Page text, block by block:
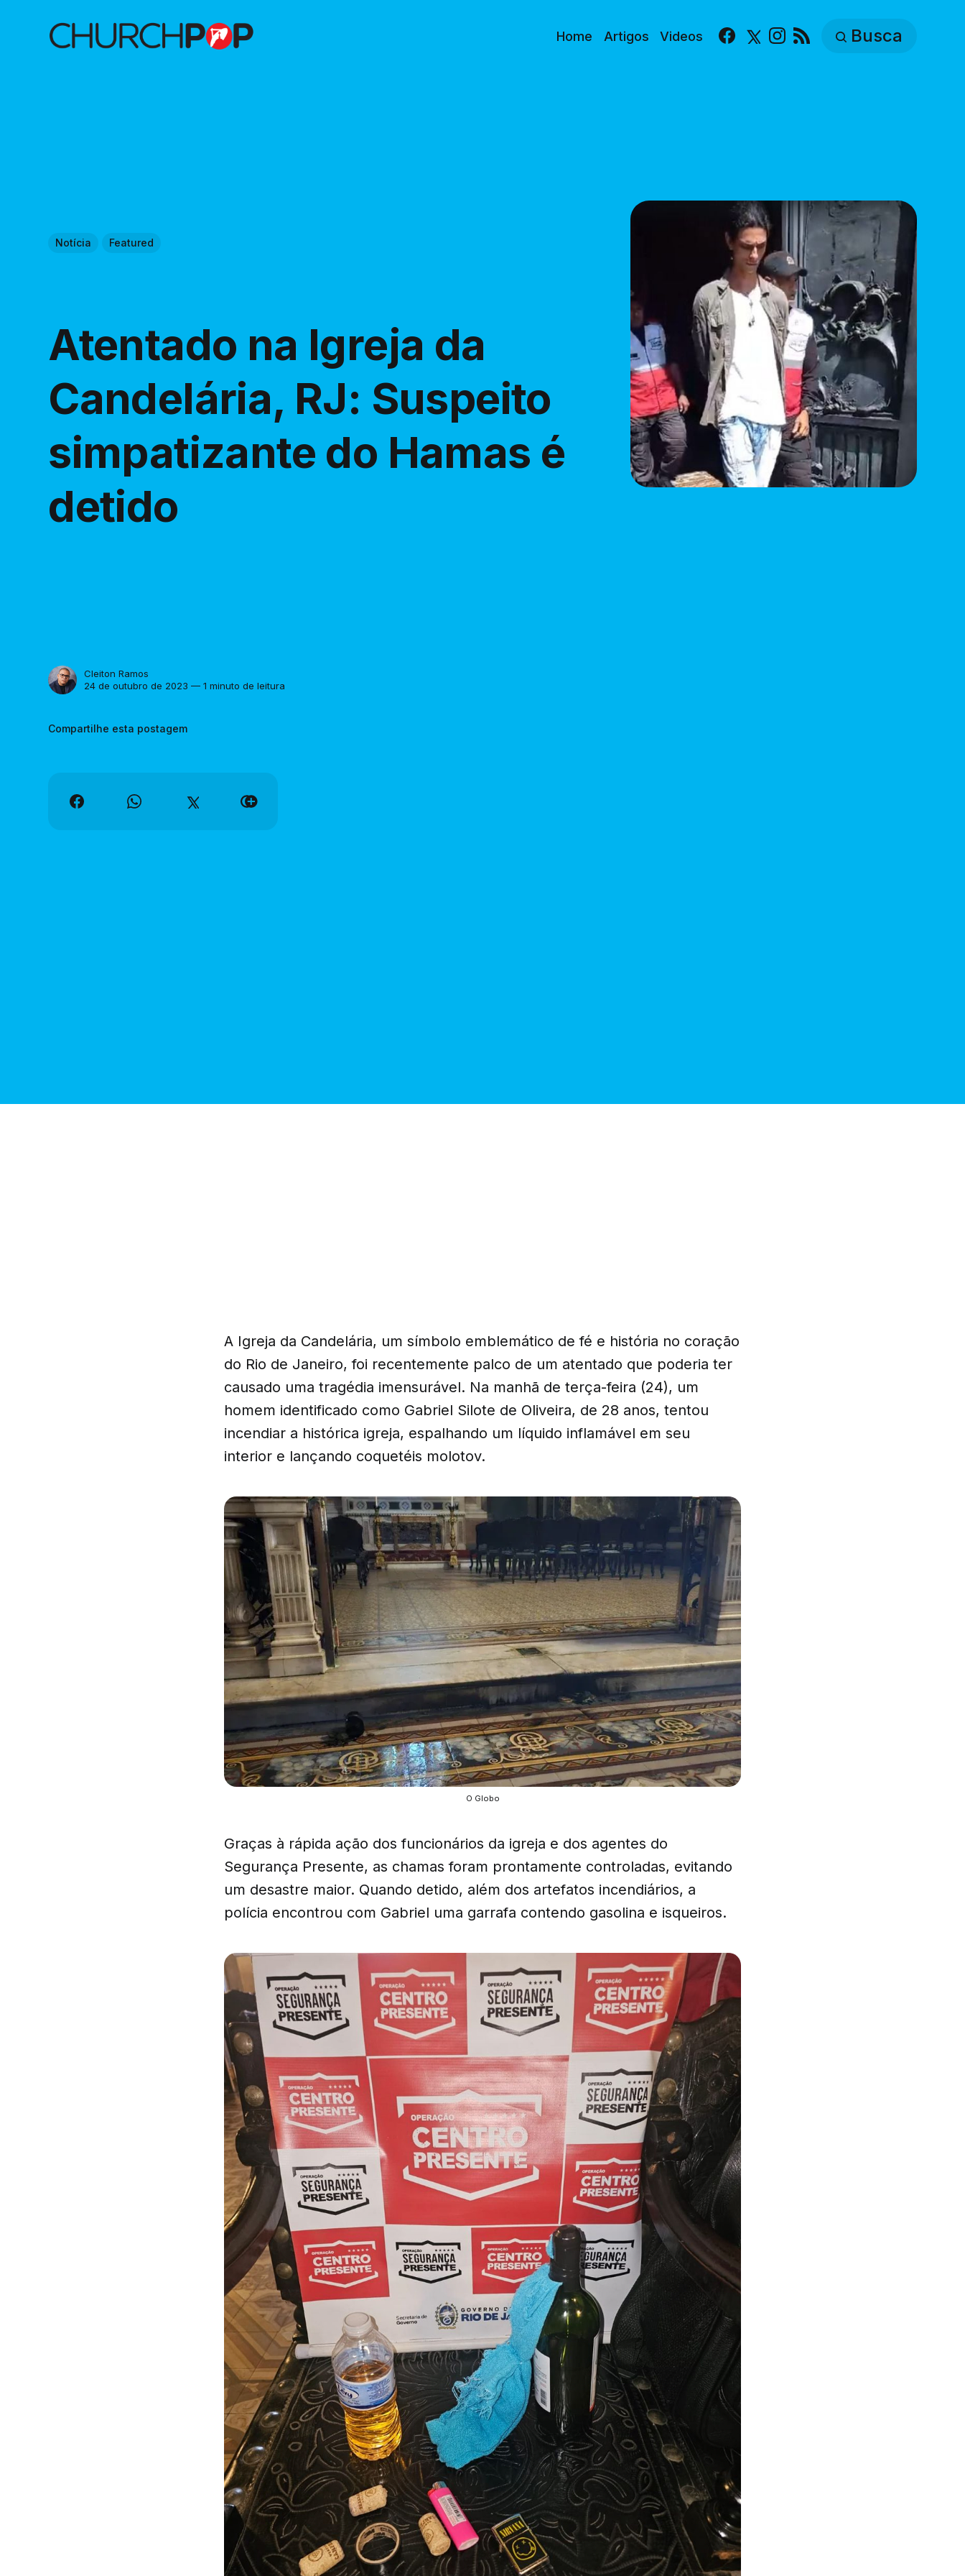
Home Artigos Videos Facebook
X Instagram Busca
Notícia Featured
Atentado na Igreja da
Candelária, RJ: Suspeito
simpatizante do Hamas é
detido
Cleiton Ramos
24 de outubro de 2023 — 1 minuto de leitura
Compartilhe esta postagem
A Igreja da Candelária, um símbolo emblemático de fé e história no coração
do Rio de Janeiro, foi recentemente palco de um atentado que poderia ter
causado uma tragédia imensurável. Na manhã de terça-feira (24), um
homem identificado como Gabriel Silote de Oliveira, de 28 anos, tentou
incendiar a histórica igreja, espalhando um líquido inflamável em seu
interior e lançando coquetéis molotov.
O Globo
Graças à rápida ação dos funcionários da igreja e dos agentes do
Segurança Presente, as chamas foram prontamente controladas, evitando
um desastre maior. Quando detido, além dos artefatos incendiários, a
polícia encontrou com Gabriel uma garrafa contendo gasolina e isqueiros.